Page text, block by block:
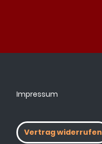
Impressum
Vertrag widerrufen